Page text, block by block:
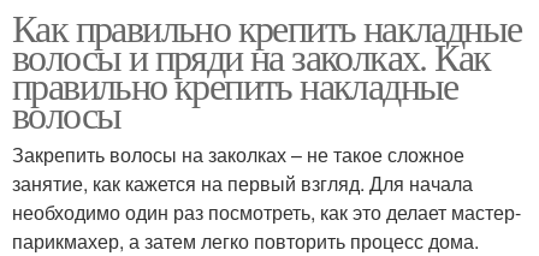
Как правильно крепить накладные
волосы и пряди на заколках. Как
правильно крепить накладные
волосы
Закрепить волосы на заколках – не такое сложное
занятие, как кажется на первый взгляд. Для начала
необходимо один раз посмотреть, как это делает мастер-
парикмахер, а затем легко повторить процесс дома.